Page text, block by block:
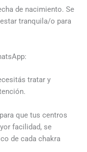
de nacimiento. Se
tranquila/o para
tratar y
para que tus centros
facilidad, se
de cada chakra